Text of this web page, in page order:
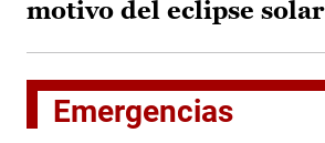
motivo del eclipse solar
Emergencias